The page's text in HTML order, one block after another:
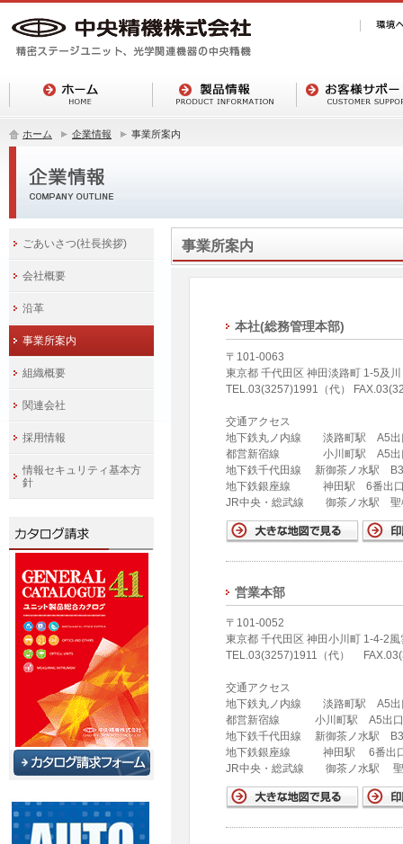
ホーム 企業情報 事業所案内
事業所案内
本社(総務管理本部)
〒101-0063
東京都 千代田区 神田淡路町 1-5及
TEL.03(3257)1991（代）
交通アクセス
地下鉄丸ノ内線 淡路町駅 A5出
都営新宿線 小川町駅 A5出口
地下鉄千代田線 新御茶ノ水駅 B3
地下鉄銀座線 神田駅 6番出口
JR中央・総武線 御茶ノ水駅 聖
営業本部
〒101-0052
東京都 千代田区 神田小川町 1-4-2
TEL.03(3257)1911（代）
交通アクセス
地下鉄丸ノ内線 淡路町駅 A5出
都営新宿線 小川町駅 A5出口
地下鉄千代田線 新御茶ノ水駅 B3
地下鉄銀座線 神田駅 6番出口
JR中央・総武線 御茶ノ水駅 聖
ごあいさつ(社長挨拶)
会社概要
沿革
事業所案内
組織概要
関連会社
採用情報
情報セキュリティ基本方
針